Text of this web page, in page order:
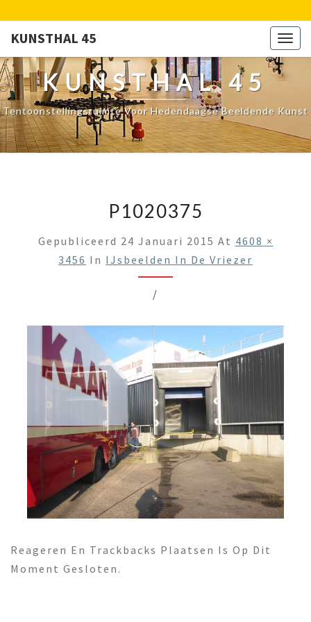
KUNSTHAL 45
KUNSTHAL 45
Tentoonstellingsruimte Voor Hedendaagse Beeldende Kunst
P1020375
Gepubliceerd 24 Januari 2015 At 4608 ×
3456 In IJsbeelden In De Vriezer
/
Reageren En Trackbacks Plaatsen Is Op Dit
Moment Gesloten.